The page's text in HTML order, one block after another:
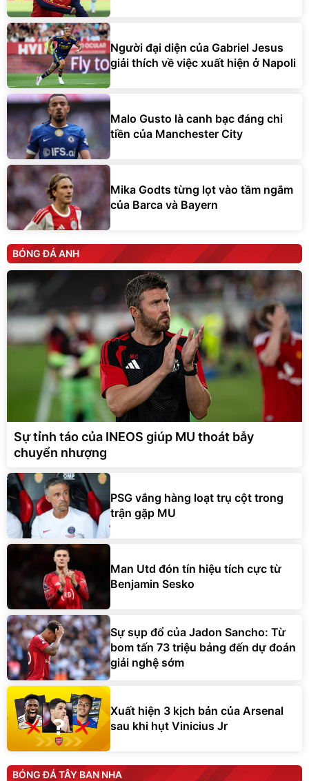
Người đại diện của Gabriel Jesus
giải thích về việc xuất hiện ở Napoli
Malo Gusto là canh bạc đáng chi
tiền của Manchester City
Mika Godts từng lọt vào tầm ngắm
của Barca và Bayern
BÓNG ĐÁ ANH
Sự tỉnh táo của INEOS giúp MU thoát bẫy
chuyển nhượng
PSG vắng hàng loạt trụ cột trong
trận gặp MU
Man Utd đón tín hiệu tích cực từ
Benjamin Sesko
Sự sụp đổ của Jadon Sancho: Từ
bom tấn 73 triệu bảng đến dự đoán
giải nghệ sớm
Xuất hiện 3 kịch bản của Arsenal
sau khi hụt Vinicius Jr
BÓNG ĐÁ TÂY BAN NHA